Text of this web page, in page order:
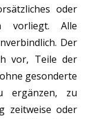
oder
vorliegt. Alle
Der
vor, Teile der
gesonderte
ergänzen, zu
zeitweise oder